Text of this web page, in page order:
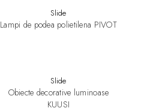
Slide
Lampi de podea polietilena PIVOT
Slide
Obiecte decorative luminoase
KUUSI